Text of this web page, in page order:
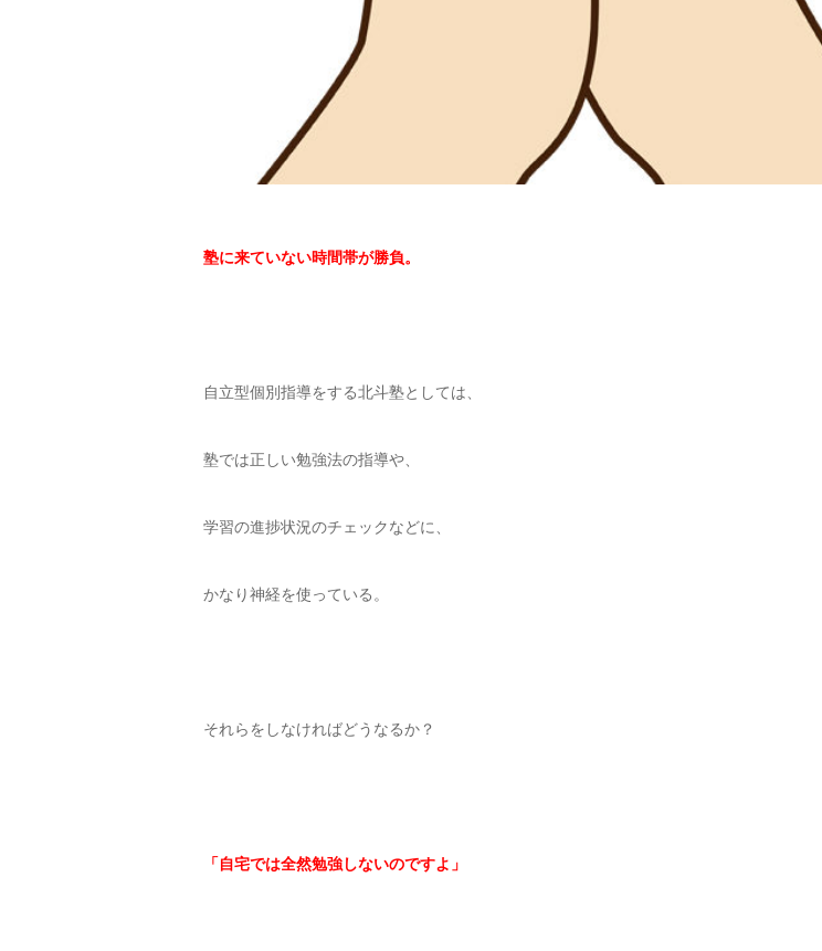
塾に来ていない時間帯が勝負。
自立型個別指導をする北斗塾としては、
塾では正しい勉強法の指導や、
学習の進捗状況のチェックなどに、
かなり神経を使っている。
それらをしなければどうなるか？
「自宅では全然勉強しないのですよ」